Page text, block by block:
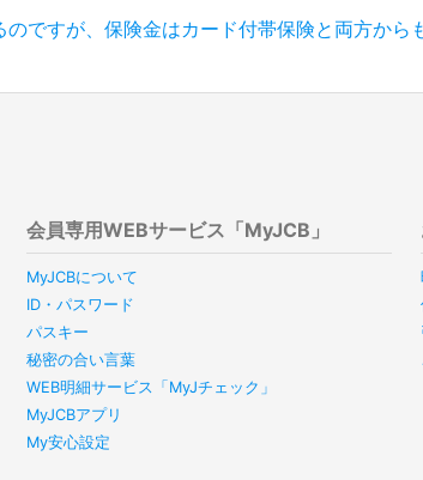
ですが、保険金はカード付帯保険と両方から
会員専用WEBサービス「MyJCB」
MyJCBについて
ID・パスワード
パスキー
秘密の合い言葉
WEB明細サービス「MyJチェック」
MyJCBアプリ
My安心設定